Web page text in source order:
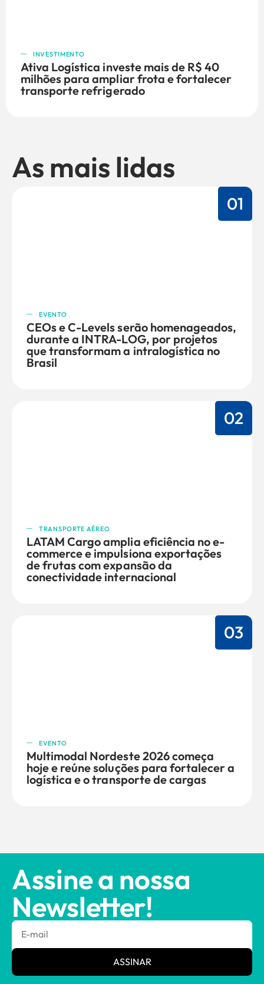
INVESTIMENTO
Ativa Logística investe mais de R$ 40
milhões para ampliar frota e fortalecer
transporte refrigerado
As mais lidas
01
EVENTO
CEOs e C-Levels serão homenageados,
durante a INTRA-LOG, por projetos
que transformam a intralogística no
Brasil
02
TRANSPORTE AÉREO
LATAM Cargo amplia eficiência no e-
commerce e impulsiona exportações
de frutas com expansão da
conectividade internacional
03
EVENTO
Multimodal Nordeste 2026 começa
hoje e reúne soluções para fortalecer a
logística e o transporte de cargas
Assine a nossa
Newsletter!
ASSINAR